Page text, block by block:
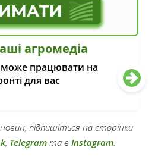
агромедіа
працювати на
для вас
підпишіться на сторінки
, Telegram та в Instagram.